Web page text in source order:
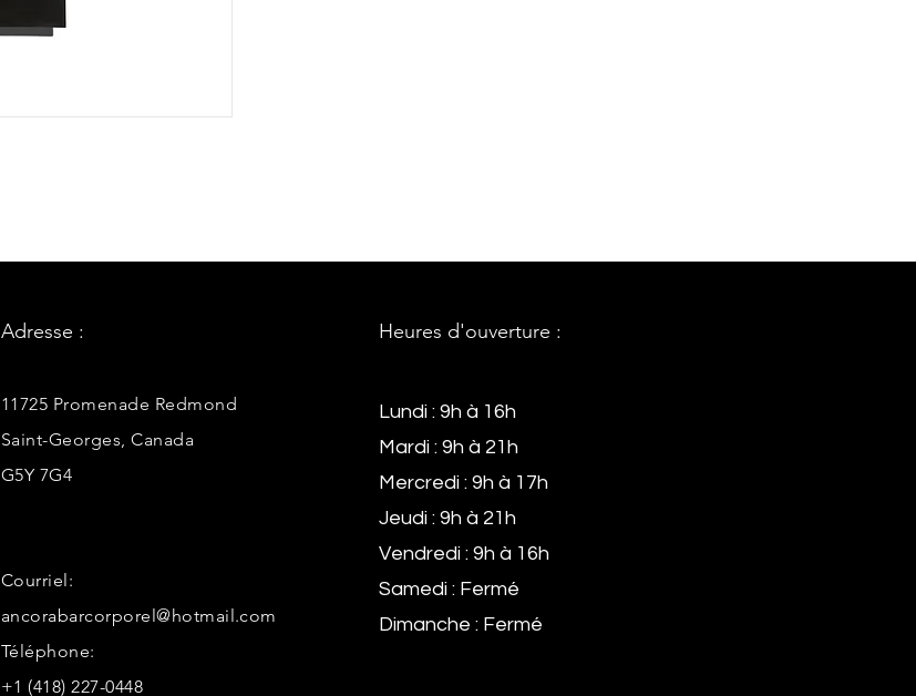
Adresse :
11725 Promenade Redmond
Saint-Georges, Canada
G5Y 7G4
Courriel:
ancorabarcorporel@hotmail.com
Téléphone:
+1 (418) 227-0448
Heures d'ouverture :
Lundi : 9h à 16h
Mardi : 9h à 21h
Mercredi : 9h à 17h
Jeudi : 9h à 21h
Vendredi : 9h à 16h
Samedi : Fermé
Dimanche : Fermé